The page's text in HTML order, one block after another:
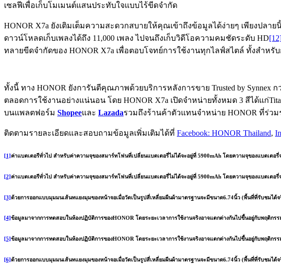
เซลฟีเพื่อเก็บโมเมนต์แสนประทับใจแบบไร้ขีดจำกัด
HONOR X7a ยังเติมเต็มความสะดวกสบายให้คุณเข้าถึงข้อมูลได้ง่ายๆ เพียงปลา
ดาวน์โหลดเก็บเพลงได้ถึง 11,000 เพลง ไปจนถึงเก็บวิดีโอความคมชัดระดับ HD
ทลายขีดจำกัดของ HONOR X7a เพื่อตอบโจทย์การใช้งานทุกไลฟ์สไตล์ ทั้งสำหรั
ทั้งนี้ ทาง HONOR ยังการันตีคุณภาพด้วยบริการหลังการขาย Trusted by Synnex
ตลอดการใช้งานอย่างแน่นอน โดย HONOR X7a เปิดจำหน่ายทั้งหมด 3 สีได้แก่
บนแพลตฟอร์ม Shopeeและ Lazadaรวมถึงร้านค้าตัวแทนจำหน่าย HONOR ที่ร่ว
ติดตามรายละเอียดและสอบถามข้อมูลเพิ่มเติมได้ที่ Facebook: HONOR Thailand,
[1]ค่าแบตเตอรีทั่วไป สำหรับค่าความจุของสมาร์ทโฟนที่เปลี่ยนแบตเตอรี่ไม่ได้จะอยู่ที่ 5900mAh โดยความจุของแบตเตอ
[2]ค่าแบตเตอรีทั่วไป สำหรับค่าความจุของสมาร์ทโฟนที่เปลี่ยนแบตเตอรี่ไม่ได้จะอยู่ที่ 5900mAh โดยความจุของแบตเตอ
[3]ด้วยการออกแบบมุมมนเส้นทแยงมุมของหน้าจอเมื่อวัดเป็นรูปสี่เหลี่ยมผืนผ้ามาตรฐานจะมีขนาด6.74นิ้ว (พื้นที่ที่รับชมได้จ
[4]ข้อมูลมาจากการทดสอบในห้องปฏิบัติการของHONOR โดยระยะเวลาการใช้งานจริงอาจแตกต่างกันไปขึ้นอยู่กับพฤติกร
[5]ข้อมูลมาจากการทดสอบในห้องปฏิบัติการของHONOR โดยระยะเวลาการใช้งานจริงอาจแตกต่างกันไปขึ้นอยู่กับพฤติกร
[6]ด้วยการออกแบบมุมมนเส้นทแยงมุมของหน้าจอเมื่อวัดเป็นรูปสี่เหลี่ยมผืนผ้ามาตรฐานจะมีขนาด6.74นิ้ว (พื้นที่ที่รับชมได้จ